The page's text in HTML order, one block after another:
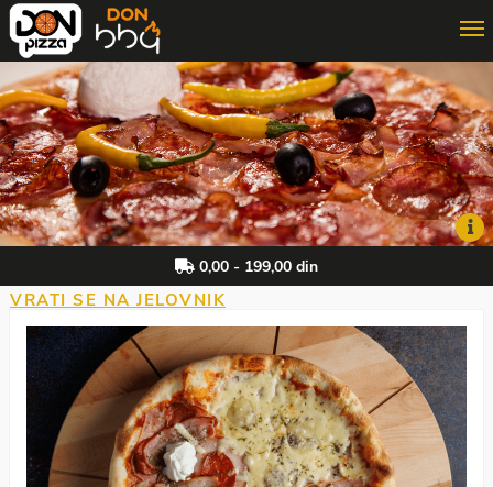
ONLINE PORUČIVANJE
3D PORUČIVANJE
DON MAJSTOR
0,00 - 199,00 din
VRATI SE NA JELOVNIK